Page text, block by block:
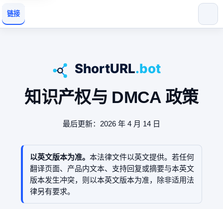
链接
知识产权与 DMCA 政策
最后更新：2026 年 4 月 14 日
以英文版本为准。 本法律文件以英文提供。若任何
翻译页面、产品内文本、支持回复或摘要与本英文
版本发生冲突，则以本英文版本为准，除非适用法
律另有要求。